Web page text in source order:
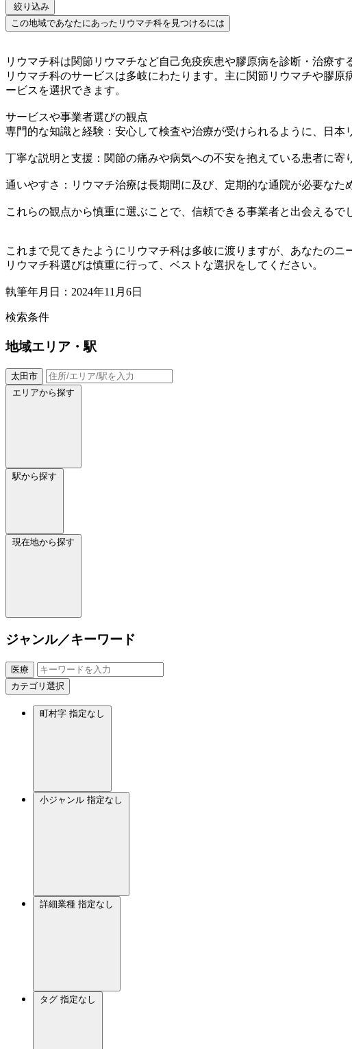
絞り込み
この地域であなたにあったリウマチ科を見つけるには
リウマチ科は関節リウマチなど自己免疫疾患や膠原病を診断・治療
リウマチ科のサービスは多岐にわたります。主に関節リウマチや膠
ービスを選択できます。
サービスや事業者選びの観点
専門的な知識と経験：安心して検査や治療が受けられるように、日
丁寧な説明と支援：関節の痛みや病気への不安を抱えている患者に
通いやすさ：リウマチ治療は長期間に及び、定期的な通院が必要な
これらの観点から慎重に選ぶことで、信頼できる事業者と出会えるで
これまで見てきたようにリウマチ科は多岐に渡りますが、あなたのニ
リウマチ科選びは慎重に行って、ベストな選択をしてください。
執筆年月日：2024年11月6日
検索条件
地域エリア・駅
太田市
エリアから探す
駅から探す
現在地から探す
ジャンル／キーワード
医療
カテゴリ選択
町村字 指定なし
小ジャンル 指定なし
詳細業種 指定なし
タグ 指定なし